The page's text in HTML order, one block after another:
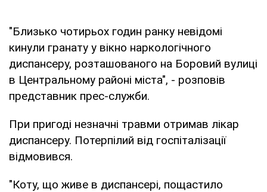
"Близько чотирьох годин ранку невідомі
кинули гранату у вікно наркологічного
диспансеру, розташованого на Боровий вулиці
в Центральному районі міста", - розповів
представник прес-служби.
При пригоді незначні травми отримав лікар
диспансеру. Потерпілий від госпіталізації
відмовився.
"Коту, що живе в диспансері, пощастило